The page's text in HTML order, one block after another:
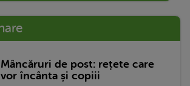
Mâncăruri de post: rețete care
vor încânta și copiii